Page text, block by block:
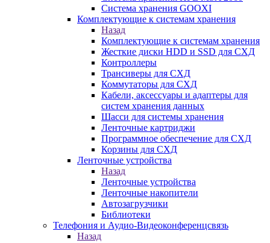
Система хранения GOOXI
Комплектующие к системам хранения
Назад
Комплектующие к системам хранения
Жесткие диски HDD и SSD для СХД
Контроллеры
Трансиверы для СХД
Коммутаторы для СХД
Кабели, аксессуары и адаптеры для
систем хранения данных
Шасси для системы хранения
Ленточные картриджи
Программное обеспечение для СХД
Корзины для СХД
Ленточные устройства
Назад
Ленточные устройства
Ленточные накопители
Автозагрузчики
Библиотеки
Телефония и Аудио-Видеоконференцсвязь
Назад